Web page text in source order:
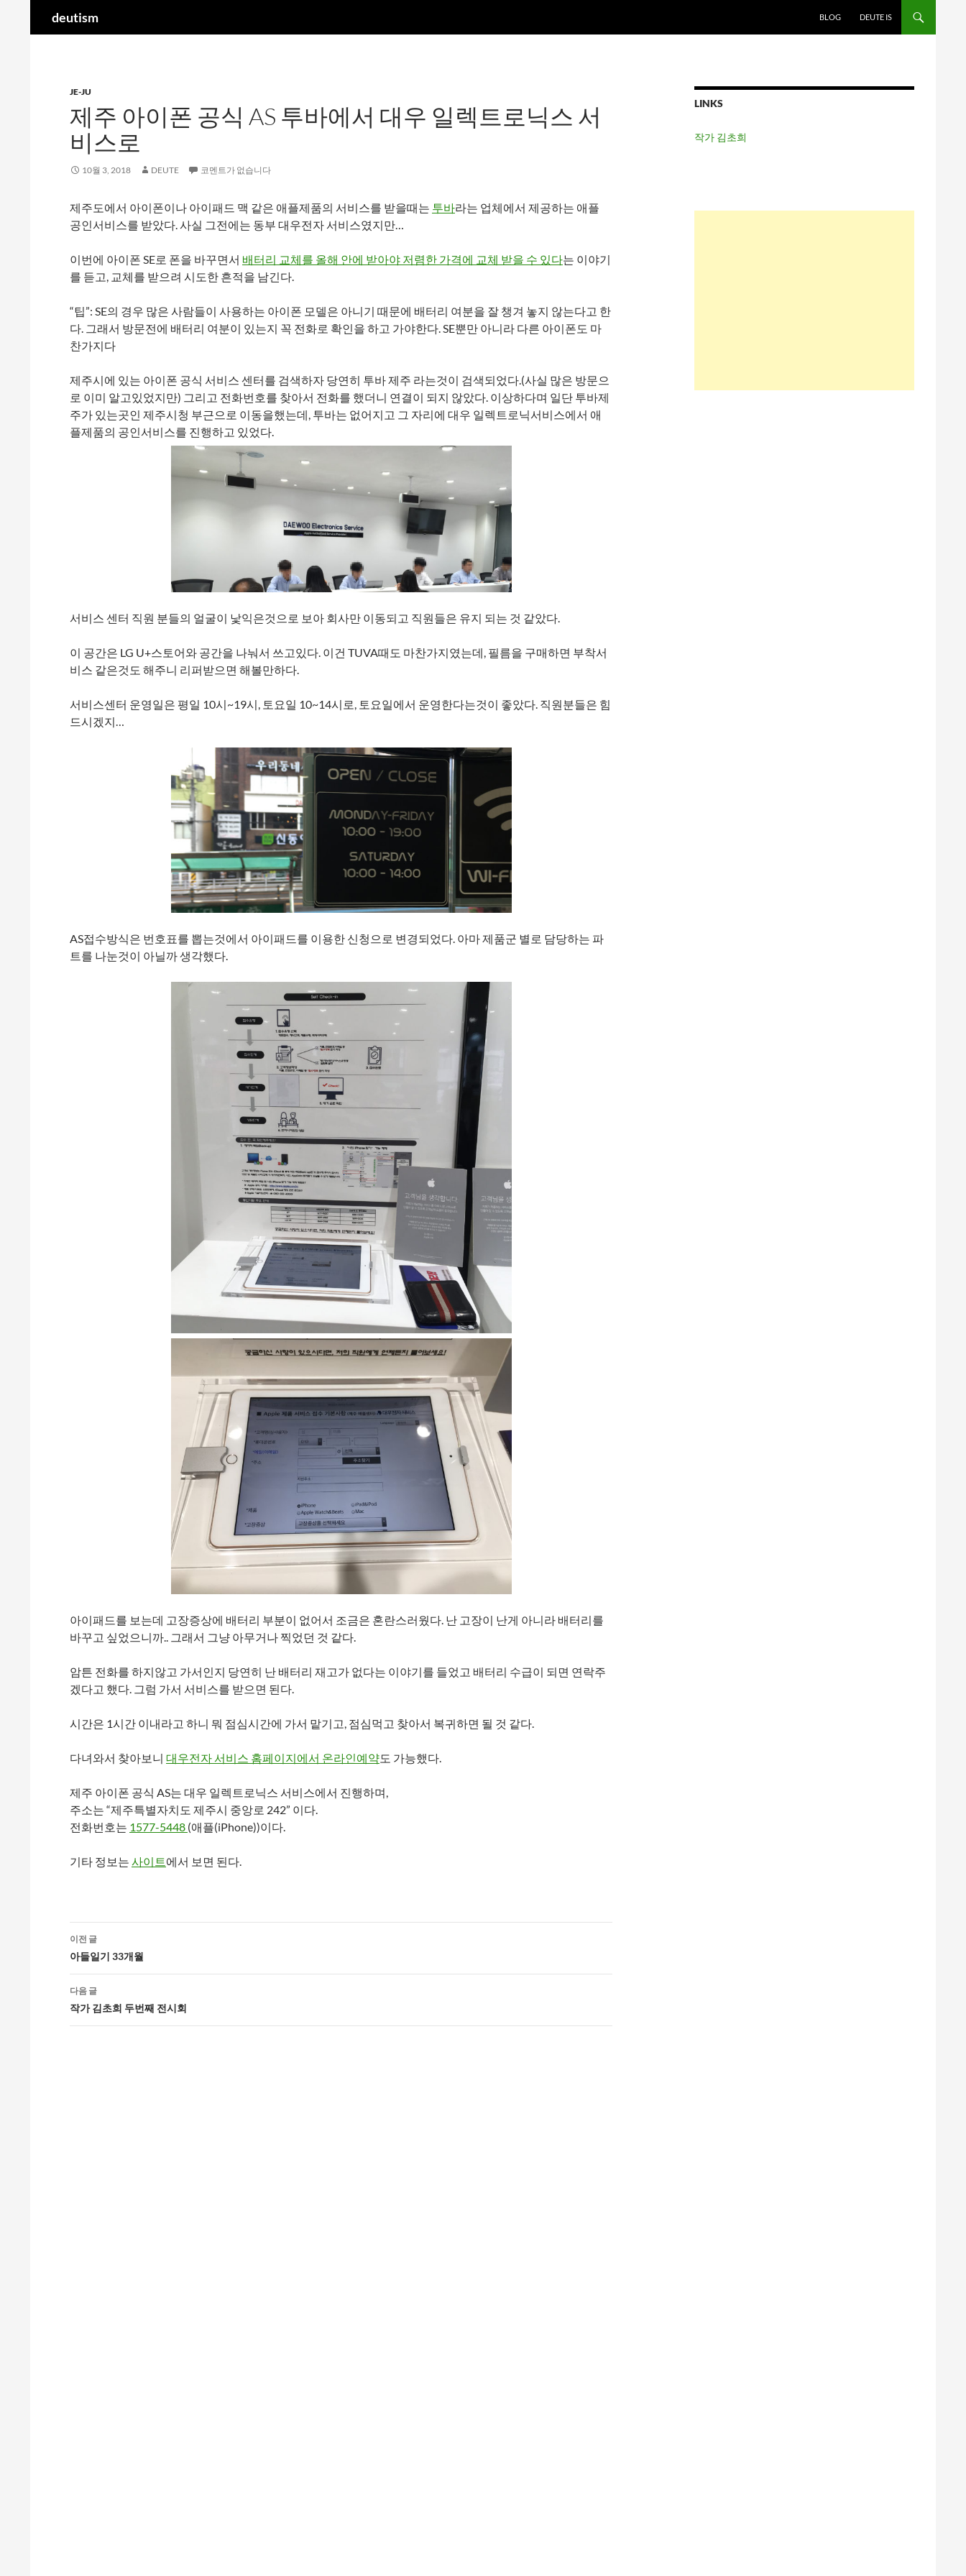
deutism BLOG DEUTE IS
JE-JU
제주 아이폰 공식 AS 투바에서 대우 일렉트로닉스 서
비스로
10월 3, 2018 DEUTE 코멘트가 없습니다
제주도에서 아이폰이나 아이패드 맥 같은 애플제품의 서비스를 받을때는 투바라는 업체에서 제공하는 애플
공인서비스를 받았다. 사실 그전에는 동부 대우전자 서비스였지만…
이번에 아이폰 SE로 폰을 바꾸면서 배터리 교체를 올해 안에 받아야 저렴한 가격에 교체 받을 수 있다는 이야기
를 듣고, 교체를 받으려 시도한 흔적을 남긴다.
“팁”: SE의 경우 많은 사람들이 사용하는 아이폰 모델은 아니기 때문에 배터리 여분을 잘 챙겨 놓지 않는다고 한
다. 그래서 방문전에 배터리 여분이 있는지 꼭 전화로 확인을 하고 가야한다. SE뿐만 아니라 다른 아이폰도 마
찬가지다
제주시에 있는 아이폰 공식 서비스 센터를 검색하자 당연히 투바 제주 라는것이 검색되었다.(사실 많은 방문으
로 이미 알고있었지만) 그리고 전화번호를 찾아서 전화를 했더니 연결이 되지 않았다. 이상하다며 일단 투바제
주가 있는곳인 제주시청 부근으로 이동을했는데, 투바는 없어지고 그 자리에 대우 일렉트로닉서비스에서 애
플제품의 공인서비스를 진행하고 있었다.
서비스 센터 직원 분들의 얼굴이 낯익은것으로 보아 회사만 이동되고 직원들은 유지 되는 것 같았다.
이 공간은 LG U+스토어와 공간을 나눠서 쓰고있다. 이건 TUVA때도 마찬가지였는데, 필름을 구매하면 부착서
비스 같은것도 해주니 리퍼받으면 해볼만하다.
서비스센터 운영일은 평일 10시~19시, 토요일 10~14시로, 토요일에서 운영한다는것이 좋았다. 직원분들은 힘
드시겠지…
AS접수방식은 번호표를 뽑는것에서 아이패드를 이용한 신청으로 변경되었다. 아마 제품군 별로 담당하는 파
트를 나눈것이 아닐까 생각했다.
아이패드를 보는데 고장증상에 배터리 부분이 없어서 조금은 혼란스러웠다. 난 고장이 난게 아니라 배터리를
바꾸고 싶었으니까.. 그래서 그냥 아무거나 찍었던 것 같다.
암튼 전화를 하지않고 가서인지 당연히 난 배터리 재고가 없다는 이야기를 들었고 배터리 수급이 되면 연락주
겠다고 했다. 그럼 가서 서비스를 받으면 된다.
시간은 1시간 이내라고 하니 뭐 점심시간에 가서 맡기고, 점심먹고 찾아서 복귀하면 될 것 같다.
다녀와서 찾아보니 대우전자 서비스 홈페이지에서 온라인예약도 가능했다.
제주 아이폰 공식 AS는 대우 일렉트로닉스 서비스에서 진행하며,
주소는 “제주특별자치도 제주시 중앙로 242” 이다.
전화번호는 1577-5448 (애플(iPhone))이다.
기타 정보는 사이트에서 보면 된다.
글
네
비
게
이
이전 글
아들일기 33개월
다음 글
작가 김초희 두번째 전시회
LINKS
작가 김초희